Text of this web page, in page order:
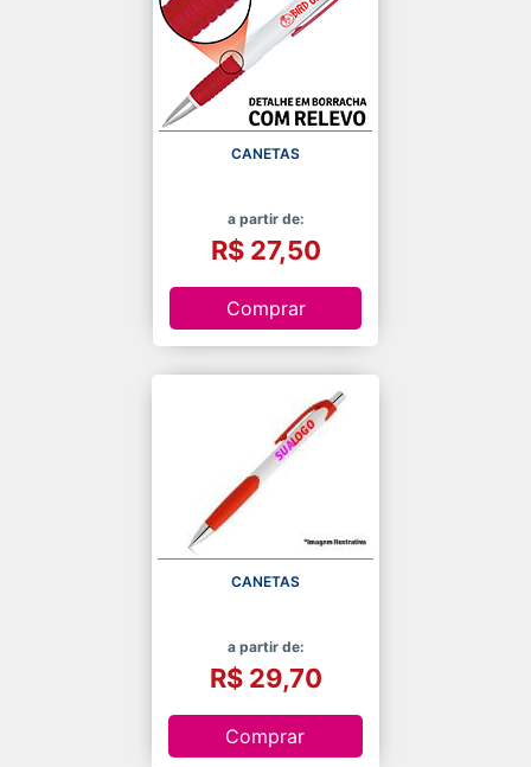
CANETAS
a partir de:
R$ 27,50
Comprar
CANETAS
a partir de:
R$ 29,70
Comprar